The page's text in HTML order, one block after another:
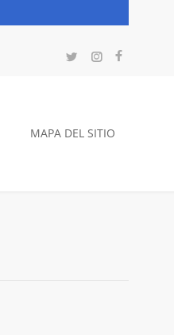
MAPA DEL SITIO